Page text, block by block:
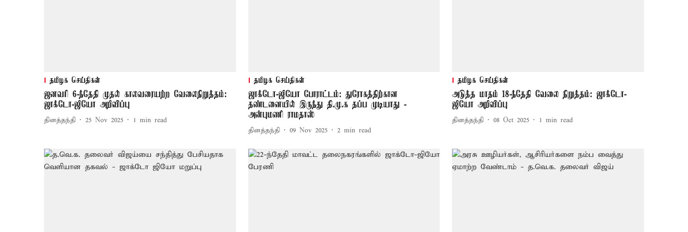
தமிழக செய்திகள்
ஜனவரி 6-ந்தேதி முதல் காலவரையற்ற வேலைநிறுத்தம்:
ஜாக்டோ-ஜியோ அறிவிப்பு
தினத்தந்தி 25 Nov 2025 1 min read
தமிழக செய்திகள்
ஜாக்டோ-ஜியோ போராட்டம்: துரோகத்திற்கான
தண்டனையில் இருந்து தி.மு.க தப்ப முடியாது -
அன்புமணி ராமதாஸ்
தினத்தந்தி 09 Nov 2025 2 min read
தமிழக செய்திகள்
அடுத்த மாதம் 18-ந்தேதி வேலை நிறுத்தம்: ஜாக்டோ-
ஜியோ அறிவிப்பு
தினத்தந்தி 08 Oct 2025 1 min read